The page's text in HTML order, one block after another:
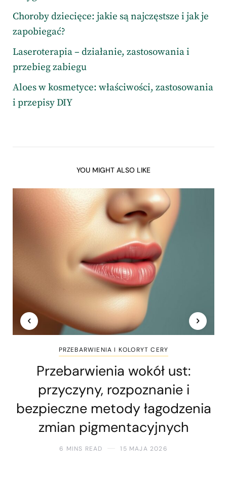
Choroby dziecięce: jakie są najczęstsze i jak je
zapobiegać?
Laseroterapia – działanie, zastosowania i
przebieg zabiegu
Aloes w kosmetyce: właściwości, zastosowania
i przepisy DIY
YOU MIGHT ALSO LIKE
PRZEBARWIENIA I KOLORYT CERY
Przebarwienia wokół ust:
przyczyny, rozpoznanie i
bezpieczne metody łagodzenia
zmian pigmentacyjnych
6 MINS READ 15 MAJA 2026